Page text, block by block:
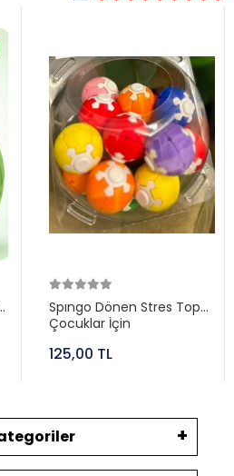
Spıngo Dönen Stres Topu
Çocuklar İçin
125,00 TL